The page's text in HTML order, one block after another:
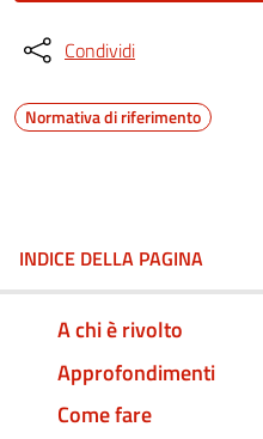
Condividi
Normativa di riferimento
INDICE DELLA PAGINA
A chi è rivolto
Approfondimenti
Come fare